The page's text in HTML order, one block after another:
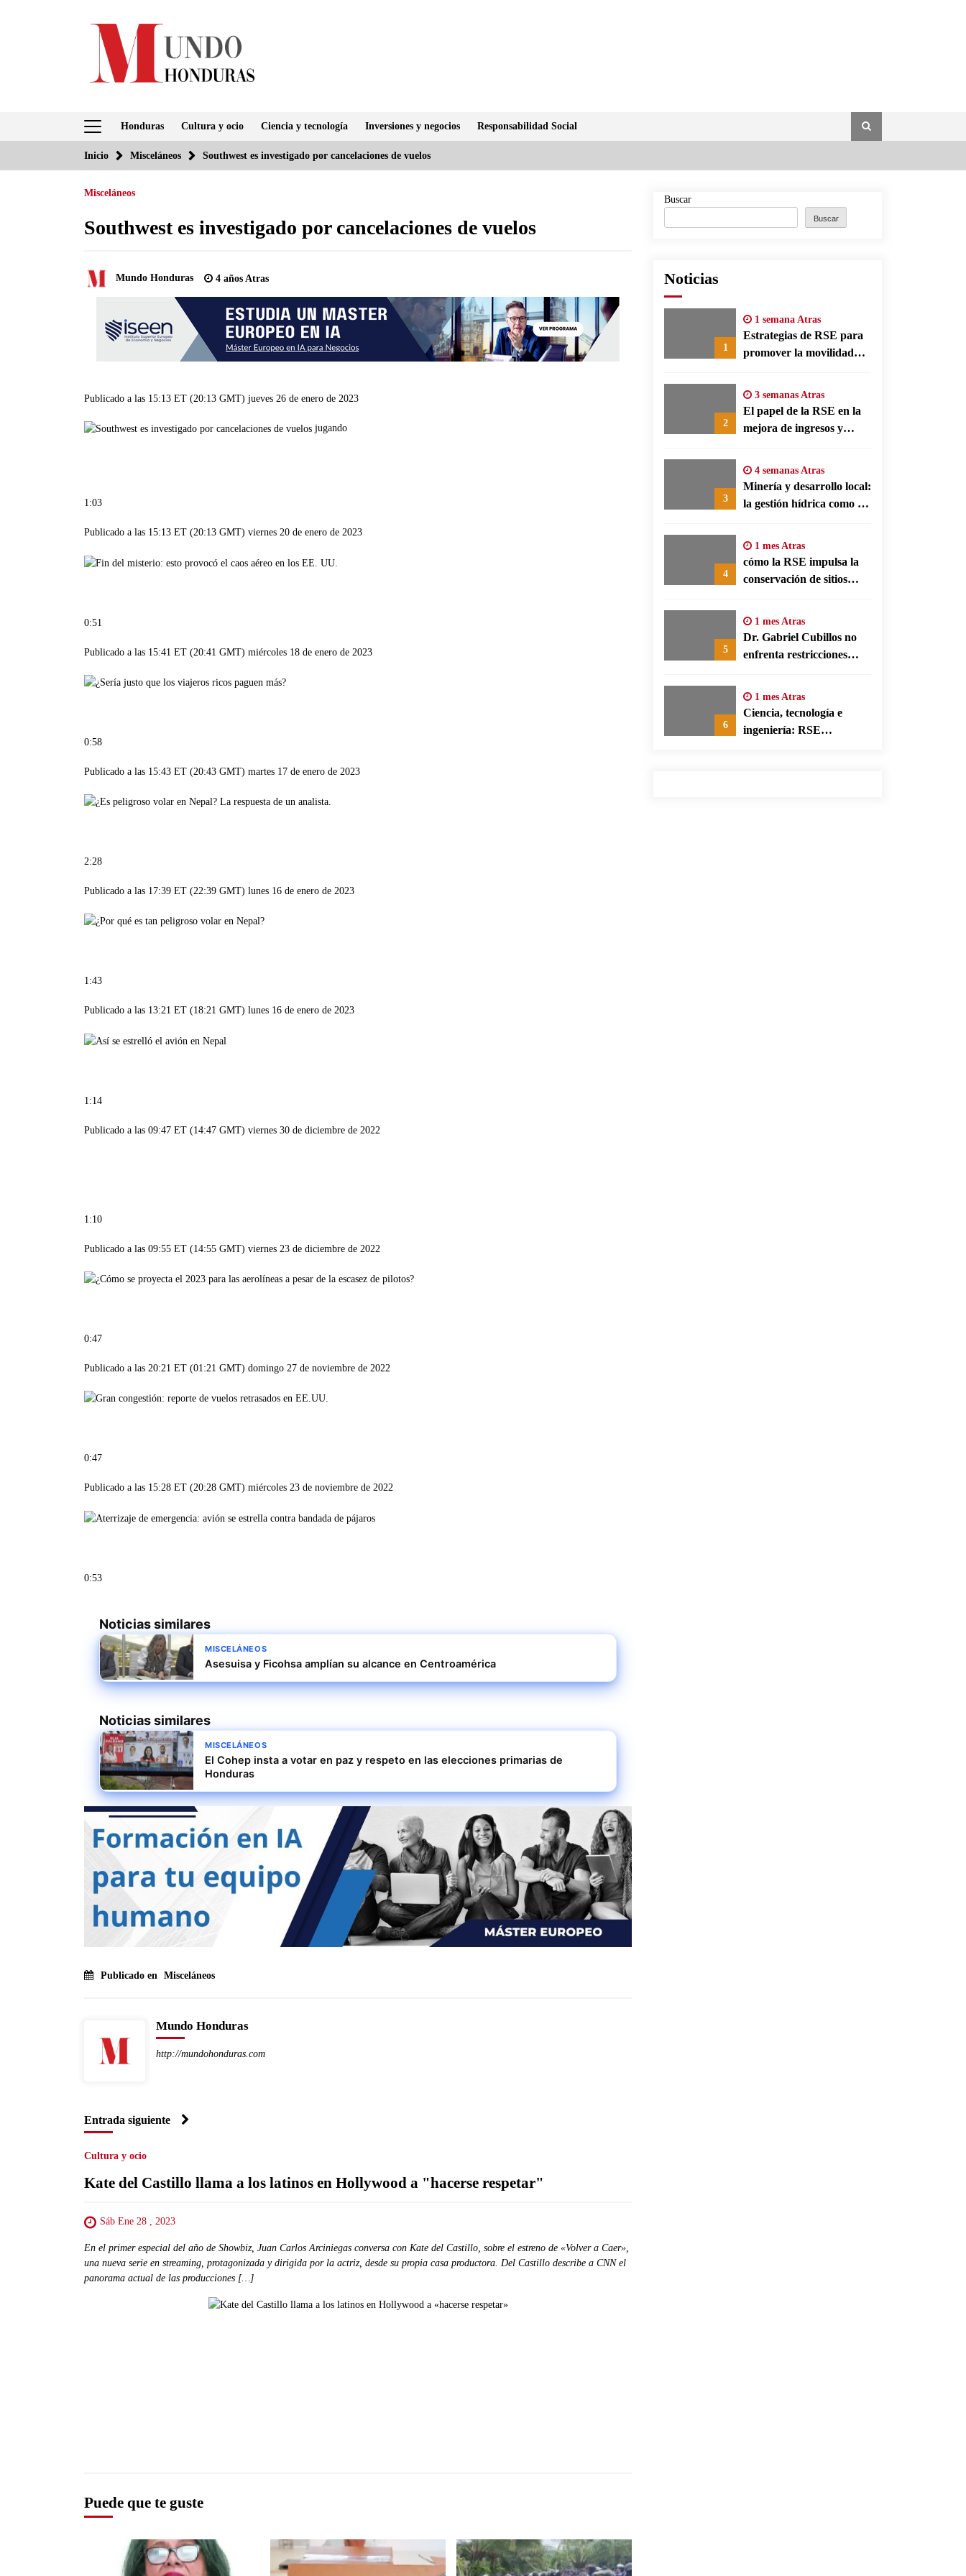
Honduras Cultura y ocio Ciencia y tecnología Inversiones y negocios Responsabilidad Social
Inicio Misceláneos Southwest es investigado por cancelaciones de vuelos
Misceláneos
Southwest es investigado por cancelaciones de vuelos
Mundo Honduras 4 años Atras
Publicado a las 15:13 ET (20:13 GMT) jueves 26 de enero de 2023
jugando
1:03
Publicado a las 15:13 ET (20:13 GMT) viernes 20 de enero de 2023
0:51
Publicado a las 15:41 ET (20:41 GMT) miércoles 18 de enero de 2023
0:58
Publicado a las 15:43 ET (20:43 GMT) martes 17 de enero de 2023
2:28
Publicado a las 17:39 ET (22:39 GMT) lunes 16 de enero de 2023
1:43
Publicado a las 13:21 ET (18:21 GMT) lunes 16 de enero de 2023
1:14
Publicado a las 09:47 ET (14:47 GMT) viernes 30 de diciembre de 2022
1:10
Publicado a las 09:55 ET (14:55 GMT) viernes 23 de diciembre de 2022
0:47
Publicado a las 20:21 ET (01:21 GMT) domingo 27 de noviembre de 2022
0:47
Publicado a las 15:28 ET (20:28 GMT) miércoles 23 de noviembre de 2022
0:53
Noticias similares
MISCELÁNEOS
Asesuisa y Ficohsa amplían su alcance en Centroamérica
Noticias similares
MISCELÁNEOS
El Cohep insta a votar en paz y respeto en las elecciones primarias de
Honduras
Publicado en Misceláneos
Mundo Honduras
http://mundohonduras.com
Entrada siguiente
Cultura y ocio
Kate del Castillo llama a los latinos en Hollywood a "hacerse respetar"
Sáb Ene 28 , 2023
En el primer especial del año de Showbiz, Juan Carlos Arciniegas conversa con Kate del Castillo, sobre el estreno de «Volver a Caer»,
una nueva serie en streaming, protagonizada y dirigida por la actriz, desde su propia casa productora. Del Castillo describe a CNN el
panorama actual de las producciones […]
Puede que te guste
Buscar
Buscar
Noticias
1
1 semana Atras
Estrategias de RSE para
promover la movilidad
fabriles alemanes
2
3 semanas Atras
El papel de la RSE en la
mejora de ingresos y
3
4 semanas Atras
Minería y desarrollo local:
la gestión hídrica como eje
4
1 mes Atras
cómo la RSE impulsa la
conservación de sitios
5
1 mes Atras
Dr. Gabriel Cubillos no
enfrenta restricciones
6
1 mes Atras
Ciencia, tecnología e
ingeniería: RSE